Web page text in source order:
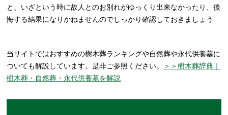
と、いざという時に故人とのお別れがゆっくり出来なかったり、後
悔する結果になりかねませんのでしっかり確認しておきましょう
当サイトではおすすめの樹木葬ランキングや自然葬や永代供養墓に
ついても解説しています。是非ご参照ください。
＞＞樹木葬辞典｜
樹木葬・自然葬・永代供養墓を解説